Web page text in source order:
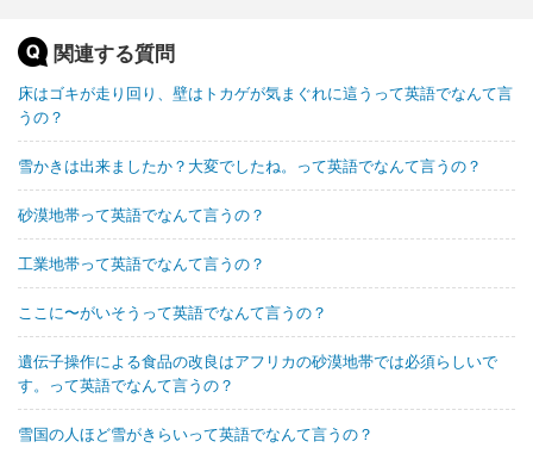
関連する質問
床はゴキが走り回り、壁はトカゲが気まぐれに這うって英語でなんて言
うの？
雪かきは出来ましたか？大変でしたね。って英語でなんて言うの？
砂漠地帯って英語でなんて言うの？
工業地帯って英語でなんて言うの？
ここに〜がいそうって英語でなんて言うの？
遺伝子操作による食品の改良はアフリカの砂漠地帯では必須らしいで
す。って英語でなんて言うの？
雪国の人ほど雪がきらいって英語でなんて言うの？